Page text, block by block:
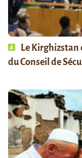
Le
du Conseil de